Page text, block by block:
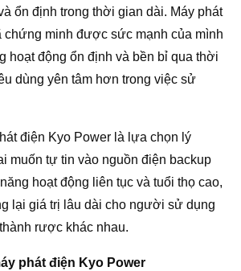
ổn định trong thời gian dài. Máy phát
chứng minh được sức mạnh của mình
hoạt động ổn định và bền bỉ qua thời
dùng yên tâm hơn trong việc sử
điện Kyo Power là lựa chọn lý
muốn tự tin vào nguồn điện backup
hoạt động liên tục và tuổi thọ cao,
lại giá trị lâu dài cho người sử dụng
rược khác nhau.
phát điện Kyo Power